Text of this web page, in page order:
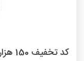
کد تخفیف 150 هزار تومانی دیجی پی